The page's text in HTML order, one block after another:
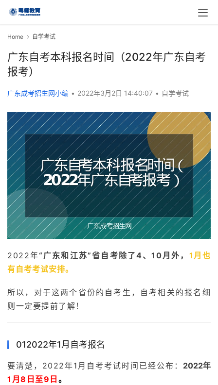
Home 自学考试
广东自考本科报名时间（2022年广东自考
报考）
广东成考招生网小编 • 2022年3月2日 14:40:07 • 自学考试
2022年“广东和江苏”省自考除了4、10月外， 1月也
有自考考试安排。
所以，对于这两个省份的自考生，自考相关的报名细
则一定要提前了解！
012022年1月自考报名
要清楚，2022年1月自考考试时间已经公布： 2022年
1月8日至9日 。